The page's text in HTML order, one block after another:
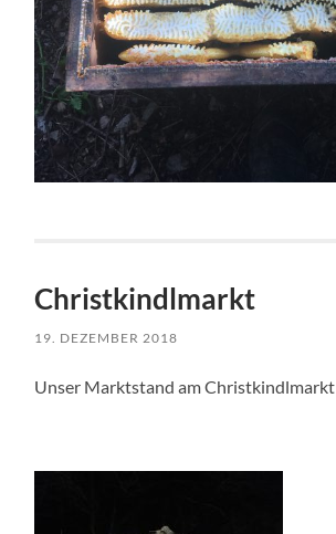
Christkindlmarkt
19. DEZEMBER 2018
Unser Marktstand am Christkindlmarkt